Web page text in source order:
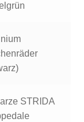
STRIDA